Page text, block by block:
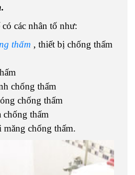
các nhân tố như:
thấm , thiết bị chống thấm
chống thấm
chống thấm
thấm
chống thấm.